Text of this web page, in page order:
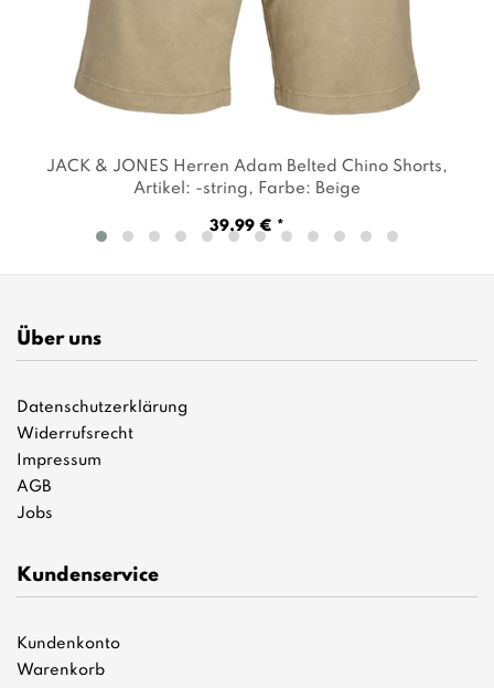
JACK & JONES Herren Adam Belted Chino Shorts ,
Artikel: -string , Farbe: Beige
39,99 € *
Über uns
Datenschutzerklärung
Widerrufsrecht
Impressum
AGB
Jobs
Kundenservice
Kundenkonto
Warenkorb